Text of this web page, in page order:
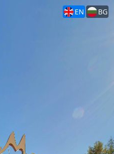
EN BG